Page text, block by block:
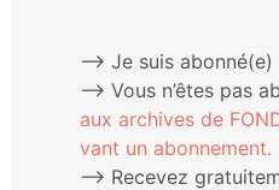
⟶ Je suis abonné(e)
⟶ Vous n’êtes pas
aux archives de
vant un abonnement.
⟶ Rece­vez